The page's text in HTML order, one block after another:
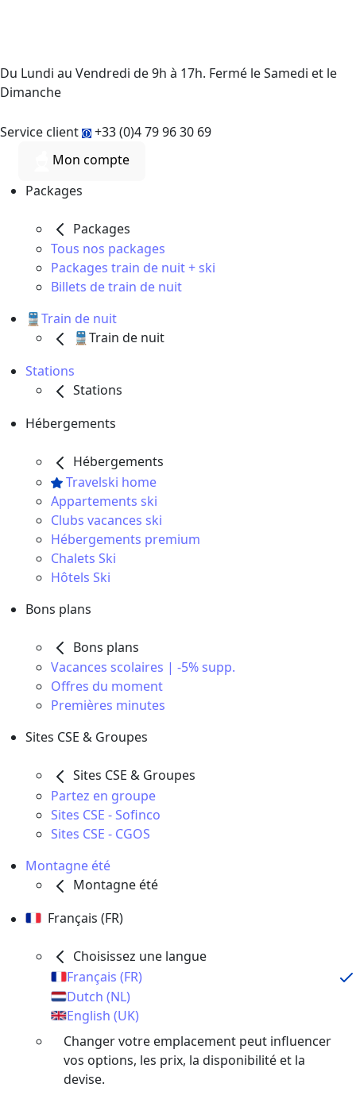
Du Lundi au Vendredi de 9h à 17h. Fermé le Samedi et le
Dimanche
Service client
+33 (0)4 79 96 30 69
Mon compte
Packages
Packages
Tous nos packages
Packages train de nuit + ski
Billets de train de nuit
🚆Train de nuit
🚆Train de nuit
Stations
Stations
Hébergements
Hébergements
Travelski home
Appartements ski
Clubs vacances ski
Hébergements premium
Chalets Ski
Hôtels Ski
Bons plans
Bons plans
Vacances scolaires | -5% supp.
Offres du moment
Premières minutes
Sites CSE & Groupes
Sites CSE & Groupes
Partez en groupe
Sites CSE - Sofinco
Sites CSE - CGOS
Montagne été
Montagne été
Français (FR)
Choisissez une langue
Français (FR)
Dutch (NL)
English (UK)
Changer votre emplacement peut influencer
vos options, les prix, la disponibilité et la
devise.